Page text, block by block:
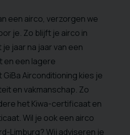
een airco, verzorgen we
je. Zo blijft je airco in
jaar na jaar van een
en een lagere
Airconditioning kies je
en vakmanschap. Zo
het Kiwa-certificaat en
Wil je ook een airco
Limburg? Wij adviseren je